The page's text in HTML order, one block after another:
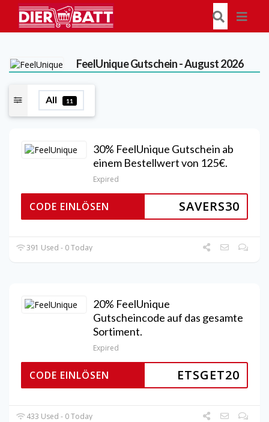
FeelUniqueGutschein - August 2026
All 11
30% FeelUnique Gutschein ab
einem Bestellwert von 125€.
Expired
SAVERS30
CODE EINLÖSEN
391 Used - 0 Today
20% FeelUnique
Gutscheincode auf das gesamte
Sortiment.
Expired
ETSGET20
CODE EINLÖSEN
433 Used - 0 Today